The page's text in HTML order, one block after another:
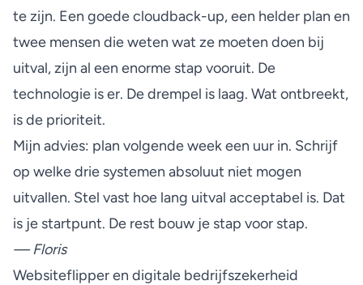
te zijn. Een goede cloudback-up, een helder plan en
twee mensen die weten wat ze moeten doen bij
uitval, zijn al een enorme stap vooruit. De
technologie is er. De drempel is laag. Wat ontbreekt,
is de prioriteit.
Mijn advies: plan volgende week een uur in. Schrijf
op welke drie systemen absoluut niet mogen
uitvallen. Stel vast hoe lang uitval acceptabel is. Dat
is je startpunt. De rest bouw je stap voor stap.
— Floris
Websiteflipper en digitale bedrijfszekerheid